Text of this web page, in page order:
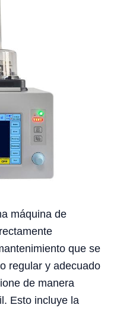
máquina de
que se
regular y adecuado
de manera
Esto incluye la